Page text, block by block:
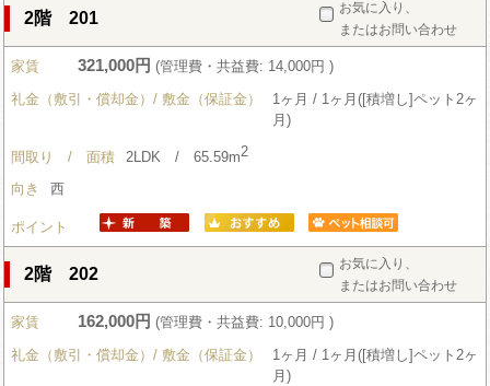
お気に入り、
またはお問い合わせ
2階 201
家賃 321,000円 (管理費・共益費: 14,000円 )
礼金（敷引・償却金）/ 敷金（保証金）
1ヶ月 / 1ヶ月([積増し]ペット2ヶ
月)
間取り / 面積 2LDK / 65.59m2
向き 西
ポイント
お気に入り、
またはお問い合わせ
2階 202
家賃 162,000円 (管理費・共益費: 10,000円 )
礼金（敷引・償却金）/ 敷金（保証金）
1ヶ月 / 1ヶ月([積増し]ペット2ヶ
月)